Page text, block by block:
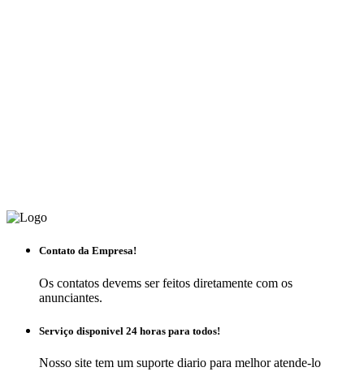
Contato da Empresa!
Os contatos devems ser feitos diretamente com os
anunciantes.
Serviço disponivel 24 horas para todos!
Nosso site tem um suporte diario para melhor atende-lo